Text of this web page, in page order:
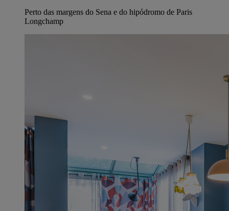
Perto das margens do Sena e do hipódromo de Paris
Longchamp